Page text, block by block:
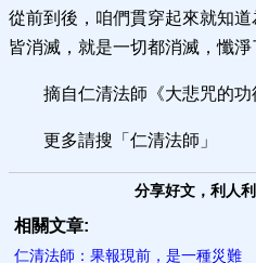
從前到後，咱們貫穿起來就知
皆消滅，就是一切都消滅，懺淨
摘自仁清法師《大悲咒的功
更多請搜「仁清法師」
分享好文，利人
相關文章:
仁清法師：果報現前，是一種災難